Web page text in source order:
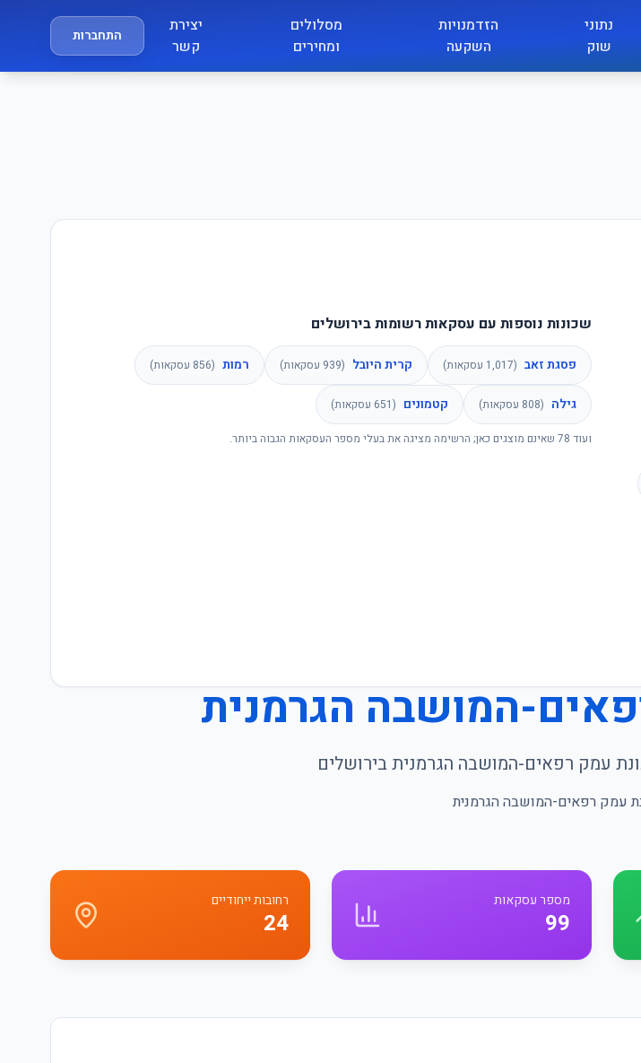
נתוני
שוק
הזדמנויות
השקעה
מסלולים
ומחירים
יצירת
קשר
התחברות
שכונות נוספות עם עסקאות רשומות בירושלים
פסגת זאב (
1,017 עסקאות) קרית היובל (
939 עסקאות) רמות (
856 עסקאות)
גילה (
808 עסקאות) קטמונים (
651 עסקאות)
ועוד 78 שאינם מוצגים כאן; הרשימה מציגה את בעלי מספר העסקאות הגבוה ביותר.
המושבה הגרמנית
עמק רפאים-המושבה הגרמניתבירושלים
עמק רפאים-המושבה הגרמנית
מספר עסקאות
99
רחובות ייחודיים
24